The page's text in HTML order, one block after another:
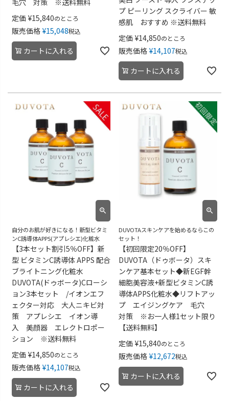
定価 ¥15,840のところ
販売価格 ¥15,048税込
カートに入れる
プ ピーリング スクライバー 敏
感肌 おすすめ ※送料無料
定価 ¥14,850のところ
販売価格 ¥14,107税込
カートに入れる
自分のお肌が好きになる！新型ビタミ
ンC誘導体APPS(アプレシエ)化粧水
【3本セット割引5％OFF】新
型 ビタミンC誘導体 APPS 配合
ブライトニング化粧水
DUVOTA(ドゥボータ)Cローシ
ョン3本セット /イオンエフ
ェクター対応 大人ニキビ対
策 アプレシエ イオン導
入 美顔器 エレクトロポー
ション ※送料無料
定価 ¥14,850のところ
販売価格 ¥14,107税込
カートに入れる
DUVOTAスキンケアを始めるならこの
セット！
【初回限定20％OFF】
DUVOTA（ドゥボータ）スキ
ンケア基本セット◆新EGF幹
細胞美容液+新型ビタミンC誘
導体APPS化粧水◆リフトアッ
プ エイジングケア 毛穴
対策 ※お一人様1セット限り
【送料無料】
定価 ¥15,840のところ
販売価格 ¥12,672税込
カートに入れる